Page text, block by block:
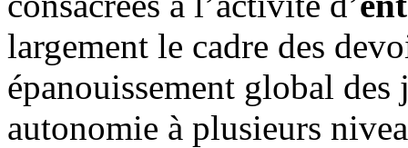
largement le cadre des
épanouissement global des
autonomie à plusieurs